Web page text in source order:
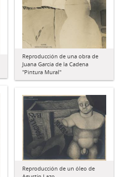
Reproducción de una obra de
Juana García de la Cadena
"Pintura Mural"
Reproducción de un óleo de